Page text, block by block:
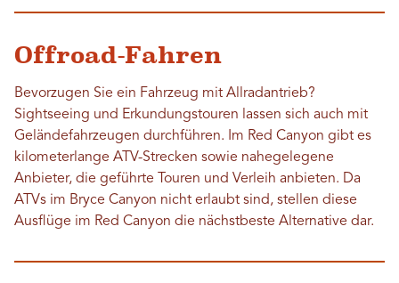
Offroad-Fahren
Bevorzugen Sie ein Fahrzeug mit Allradantrieb?
Sightseeing und Erkundungstouren lassen sich auch mit
Geländefahrzeugen durchführen. Im Red Canyon gibt es
kilometerlange ATV-Strecken sowie nahegelegene
Anbieter, die geführte Touren und Verleih anbieten. Da
ATVs im Bryce Canyon nicht erlaubt sind, stellen diese
Ausflüge im Red Canyon die nächstbeste Alternative dar.